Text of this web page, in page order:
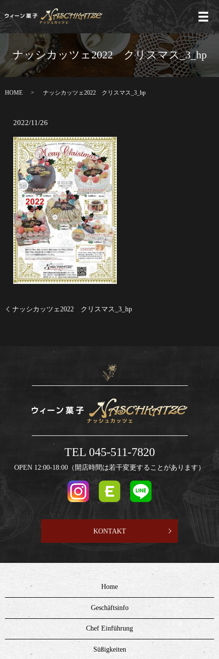
メ
ナッシカッツェ2022 クリスマス_3_hp
HOME ナッシカッツェ2022 クリスマス_3_hp
2022/11/26
ナッシカッツェ2022 クリスマス_3_hp
TEL 045-511-7820
OPEN 12:00-18:00（開店時間は若干変更することがあります）
KONTAKT
Home
Geschäftsinfo
Chef Einführung
Süßigkeiten